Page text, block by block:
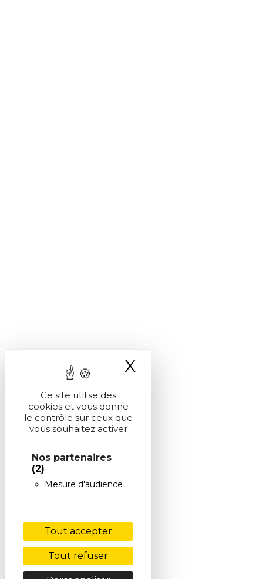
Ce site utilise des
cookies et vous donne
le contrôle sur ceux que
vous souhaitez activer
Nos partenaires
(2)
Mesure d'audience
Tout accepter
Tout refuser
X